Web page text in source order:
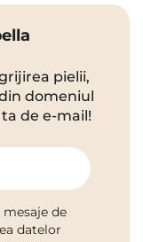
pielii,
domeniul
de e-mail!
de
datelor